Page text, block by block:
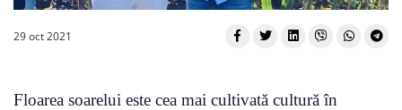
29 oct 2021
Floarea soarelui este cea mai cultivată cultură în